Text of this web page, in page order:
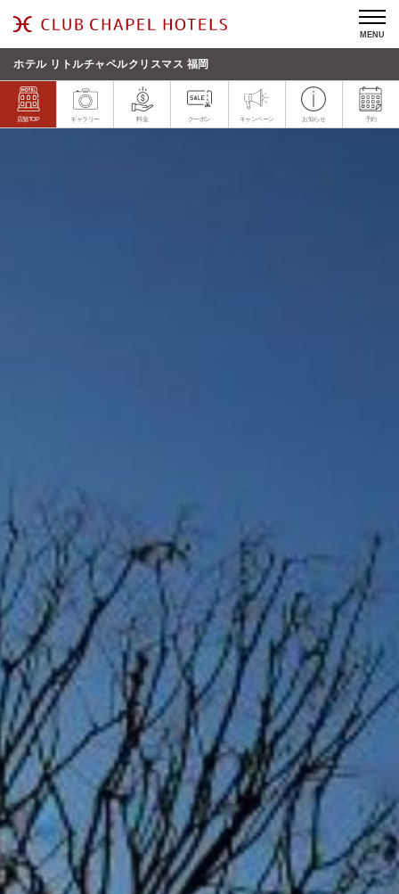
MENU
ホテル リトルチャペルクリスマス 福岡
店舗TOP ギャラリー 料金 クーポン キャンペーン お知らせ 予約